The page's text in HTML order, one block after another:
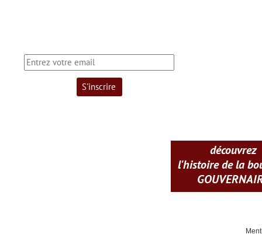
découvrez
l'histoire de la